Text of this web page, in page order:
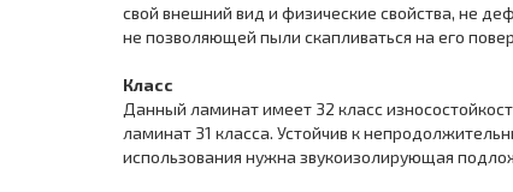
свой внешний вид и физические свойства, не
не позволяющей пыли скапливаться на его
Класс
Данный ламинат имеет 32 класс
ламинат 31 класса. Устойчив к
использования нужна звукоизолирующая